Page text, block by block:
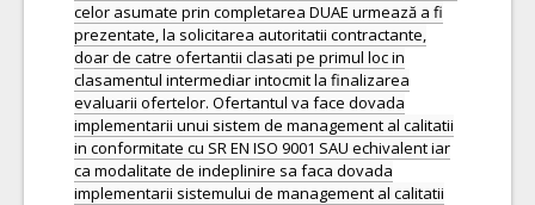
celor asumate prin completarea DUAE urmează a fi
prezentate, la solicitarea autoritatii contractante,
doar de catre ofertantii clasati pe primul loc in
clasamentul intermediar intocmit la finalizarea
evaluarii ofertelor. Ofertantul va face dovada
implementarii unui sistem de management al calitatii
in conformitate cu SR EN ISO 9001 SAU echivalent iar
ca modalitate de indeplinire sa faca dovada
implementarii sistemului de management al calitatii